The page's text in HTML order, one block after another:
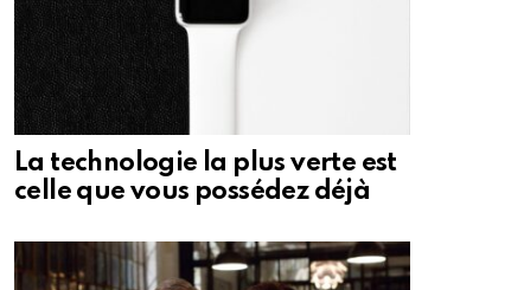
La technologie la plus verte est
celle que vous possédez déjà